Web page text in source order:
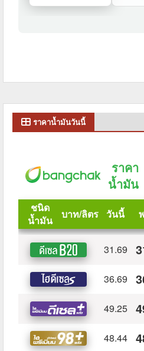
ราคาน้ำมันวันนี้